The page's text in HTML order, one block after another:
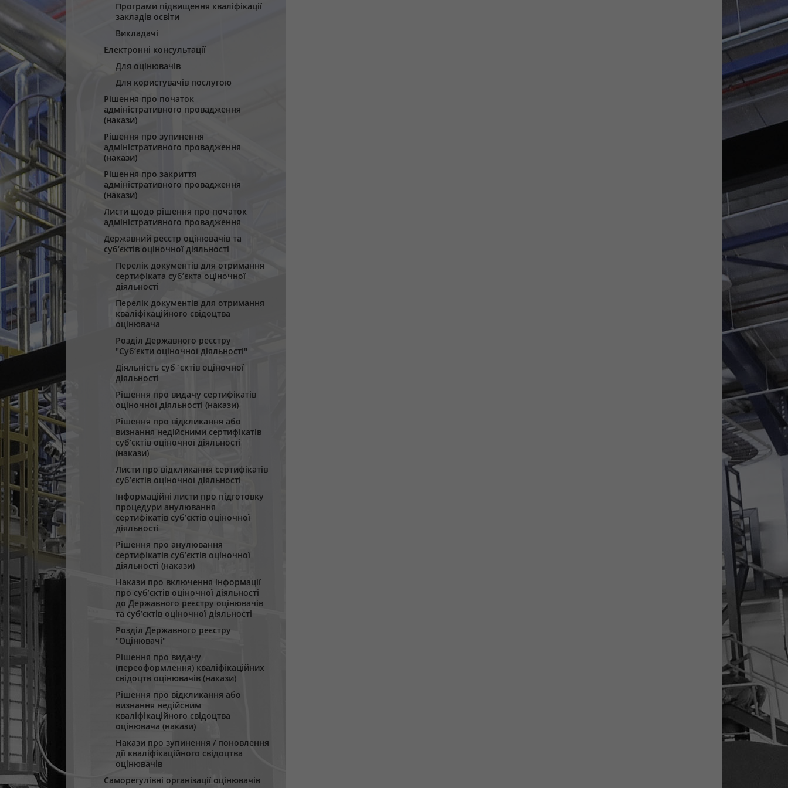
Програми підвищення кваліфікації
закладів освіти
Викладачі
Електронні консультації
Для оцінювачів
Для користувачів послугою
Рішення про початок
адміністративного провадження
(накази)
Рішення про зупинення
адміністративного провадження
(накази)
Рішення про закриття
адміністративного провадження
(накази)
Листи щодо рішення про початок
адміністративного провадження
Державний реєстр оцінювачів та
суб‘єктів оціночної діяльності
Перелік документів для отримання
сертифіката суб’єкта оціночної
діяльності
Перелік документів для отримання
кваліфікаційного свідоцтва
оцінювача
Розділ Державного реєстру
"Суб‘єкти оціночної діяльності"
Діяльність суб`єктів оціночної
діяльності
Рішення про видачу сертифікатів
оціночної діяльності (накази)
Рішення про відкликання або
визнання недійсними сертифікатів
суб’єктів оціночної діяльності
(накази)
Листи про відкликання сертифікатів
суб’єктів оціночної діяльності
Інформаційні листи про підготовку
процедури анулювання
сертифікатів суб’єктів оціночної
діяльності
Рішення про анулювання
сертифікатів суб’єктів оціночної
діяльності (накази)
Накази про включення інформації
про суб’єктів оціночної діяльності
до Державного реєстру оцінювачів
та суб’єктів оціночної діяльності
Розділ Державного реєстру
"Оцінювачі"
Рішення про видачу
(переоформлення) кваліфікаційних
свідоцтв оцінювачів (накази)
Рішення про відкликання або
визнання недійсним
кваліфікаційного свідоцтва
оцінювача (накази)
Накази про зупинення / поновлення
дії кваліфікаційного свідоцтва
оцінювачів
Саморегулівні організації оцінювачів